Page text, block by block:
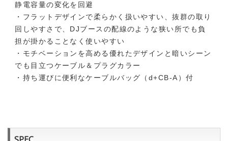
静電容量の変化を回避
・フラットデザインで柔らかく扱いやすい、抜群の取り
回しやすさで、DJブースの配線のような狭い所でも負
担が掛かることなく使いやすい
・モチベーションを高める優れたデザインと暗いシーン
でも目立つケーブル＆プラグカラー
・持ち運びに便利なケーブルバッグ（d+CB-A）付